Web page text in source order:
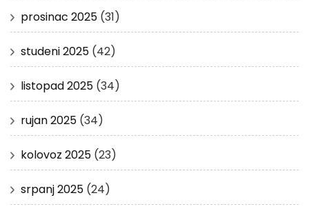
prosinac 2025 (31)
studeni 2025 (42)
listopad 2025 (34)
rujan 2025 (34)
kolovoz 2025 (23)
srpanj 2025 (24)